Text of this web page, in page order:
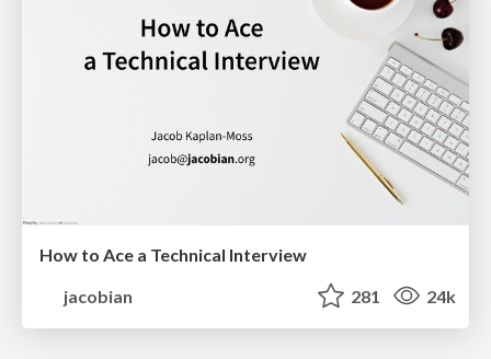
How to Ace a Technical Interview
jacobian
281 24k